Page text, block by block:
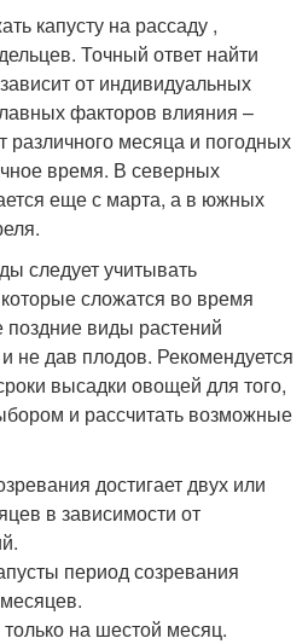
капусту на рассаду ,
Точный ответ найти
от индивидуальных
факторов влияния –
различного месяца и погодных
время. В северных
еще с марта, а в южных
следует учитывать
сложатся во время
виды растений
не дав плодов. Рекомендуется
высадки овощей для того,
и рассчитать возможные
достигает двух или
в зависимости от
период созревания
на шестой месяц.